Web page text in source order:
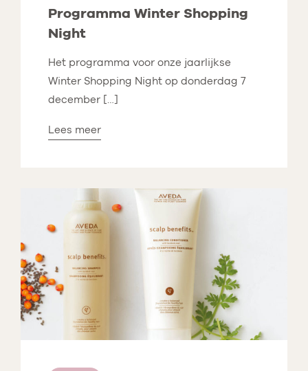
Programma Winter Shopping
Night
Het programma voor onze jaarlijkse
Winter Shopping Night op donderdag 7
december […]
Lees meer